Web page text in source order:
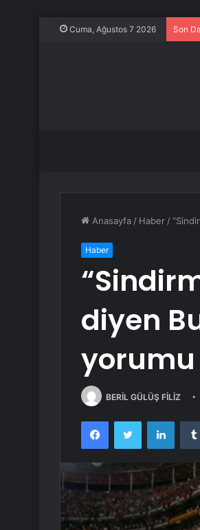
Cuma, Ağustos 7 2026 Son
Anasayfa / Haber /
Haber
diyen
yorumu
BERİL GÜLÜŞ FİLİZ
FacebookTwitter